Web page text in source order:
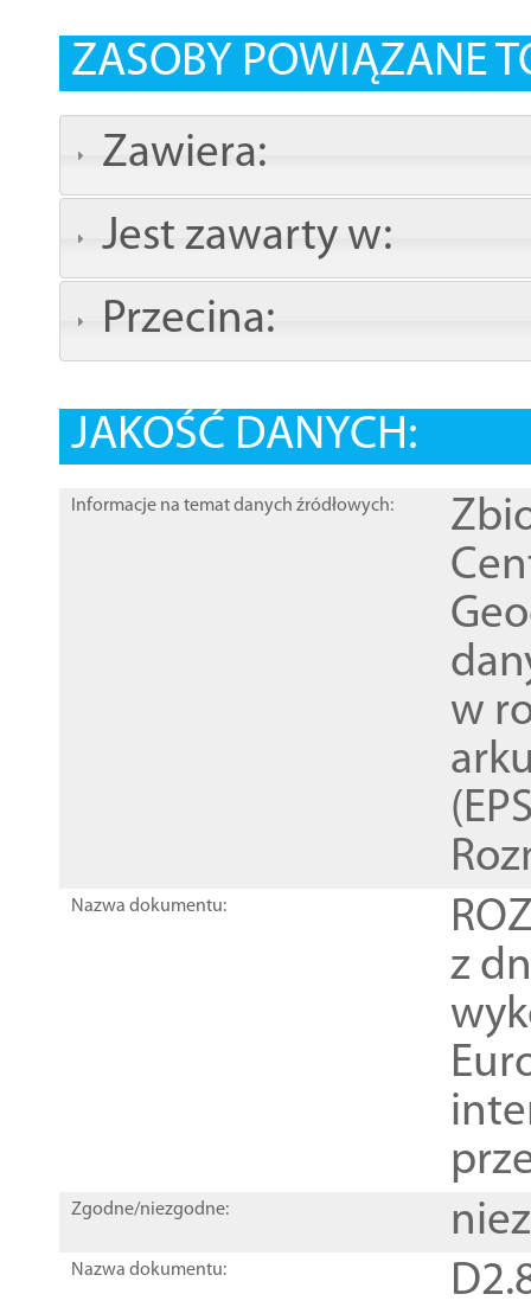
ZASOBY POWIĄZANE
Zawiera:
Jest zawarty w:
Przecina:
JAKOŚĆ DANYCH:
Informacje na temat danych źródłowych:
w
Nazwa dokumentu:
z
Zgodne/niezgodne:
Nazwa dokumentu: